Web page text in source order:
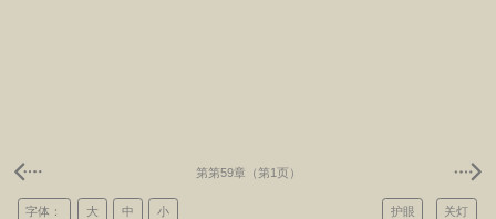
第第59章（第1页）
关灯
护眼
字体： 大 中 小